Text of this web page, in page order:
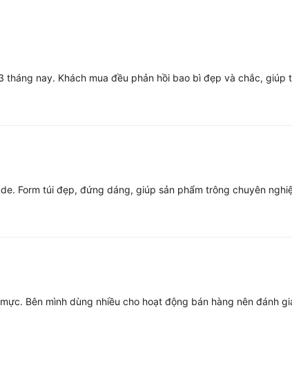
túc của thương hiệu, từ
nay. Khách mua đều phản hồi bao bì đẹp và chắc, giúp
Form túi đẹp, đứng dáng, giúp sản phẩm trông chuyên
Bên mình dùng nhiều cho hoạt động bán hàng nên đánh